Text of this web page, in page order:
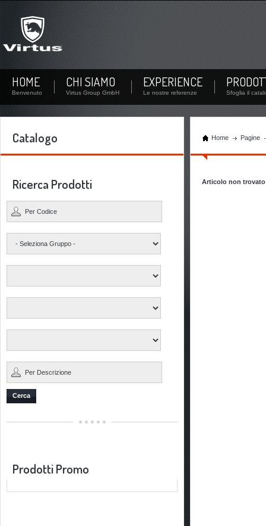
Non sei ancora iscritto?
Iscriviti subito! Creando un nuovo account potrai visualizzare la documentazione della tua
azienda...
Non sei ancora registrato? Crea un utente
HOME
Benvenuto
CHI SIAMO
Virtus Group GmbH
EXPERIENCE
Le nostre referenze Sfoglia il
Catalogo Home Pagine
Ricerca Prodotti
Cerca
Prodotti Promo
Articolo non trovato